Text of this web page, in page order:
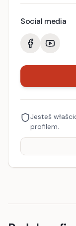
Social media
Jesteś
profilem.